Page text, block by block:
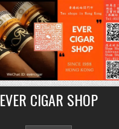
EVER CIGAR SHOP